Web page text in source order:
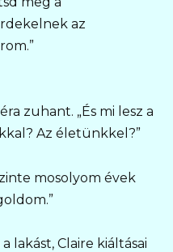
az
zuhant. „És mi lesz a
Az életünkkel?”
mosolyom évek
lakást, Claire kiáltásai